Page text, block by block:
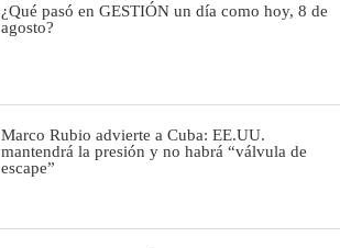
¿Qué pasó en GESTIÓN un día como hoy, 8 de
agosto?
Marco Rubio advierte a Cuba: EE.UU.
mantendrá la presión y no habrá “válvula de
escape”